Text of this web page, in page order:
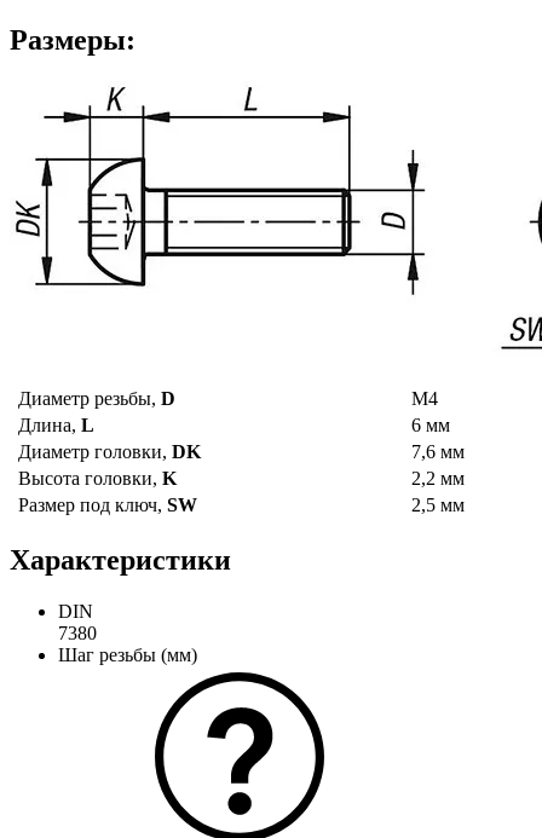
Размеры:
Диаметр резьбы, D
М4
Длина, L
6 мм
Диаметр головки, DK
7,6 мм
Высота головки, K
2,2 мм
Размер под ключ, SW 2,5 мм
Характеристики
DIN
7380
Шаг резьбы (мм)